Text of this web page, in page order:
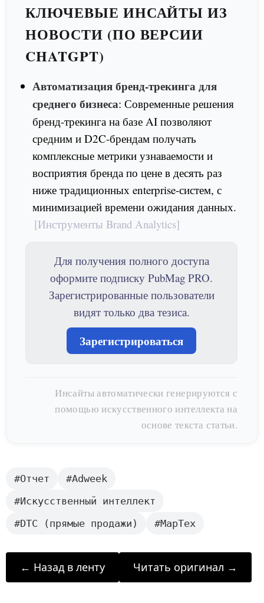
КЛЮЧЕВЫЕ ИНСАЙТЫ ИЗ
НОВОСТИ (ПО ВЕРСИИ
CHATGPT)
Автоматизация бренд-трекинга для
среднего бизнеса: Современные решения
бренд-трекинга на базе AI позволяют
средним и D2C-брендам получать
комплексные метрики узнаваемости и
восприятия бренда по цене в десять раз
ниже традиционных enterprise-систем, с
минимизацией времени ожидания данных.
[Инструменты Brand Analytics]
Для получения полного доступа
оформите подписку PubMag PRO.
Зарегистрированные пользователи
видят только два тезиса.
Зарегистрироваться
Инсайты автоматически генерируются с
помощью искусственного интеллекта на
основе текста статьи.
#Отчет
#Adweek
#Искусственный интеллект
#DTC (прямые продажи)
#МарТех
← Назад в ленту Читать оригинал →